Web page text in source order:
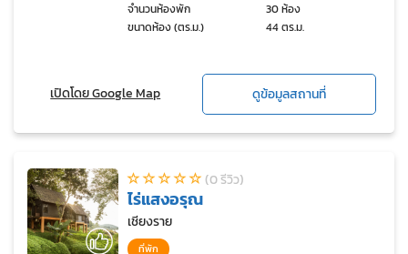
จำนวนห้องพัก
30 ห้อง
ขนาดห้อง (ตร.ม.)
44 ตร.ม.
เปิดโดย Google Map ดูข้อมูลสถานที่
(0 รีวิว)
ไร่แสงอรุณ
เชียงราย
ที่พัก